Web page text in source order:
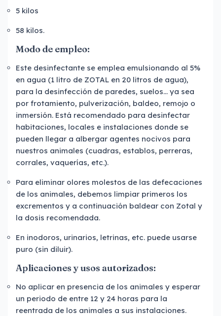
5 kilos
58 kilos.
Modo de empleo:
Este desinfectante se emplea emulsionando al 5%
en agua (1 litro de ZOTAL en 20 litros de agua),
para la desinfección de paredes, suelos... ya sea
por frotamiento, pulverización, baldeo, remojo o
inmersión. Está recomendado para desinfectar
habitaciones, locales e instalaciones donde se
pueden llegar a albergar agentes nocivos para
nuestros animales (cuadras, establos, perreras,
corrales, vaquerías, etc.).
Para eliminar olores molestos de las defecaciones
de los animales, debemos limpiar primeros los
excrementos y a continuación baldear con Zotal y
la dosis recomendada.
En inodoros, urinarios, letrinas, etc. puede usarse
puro (sin diluir).
Aplicaciones y usos autorizados:
No aplicar en presencia de los animales y esperar
un periodo de entre 12 y 24 horas para la
reentrada de los animales a sus instalaciones.